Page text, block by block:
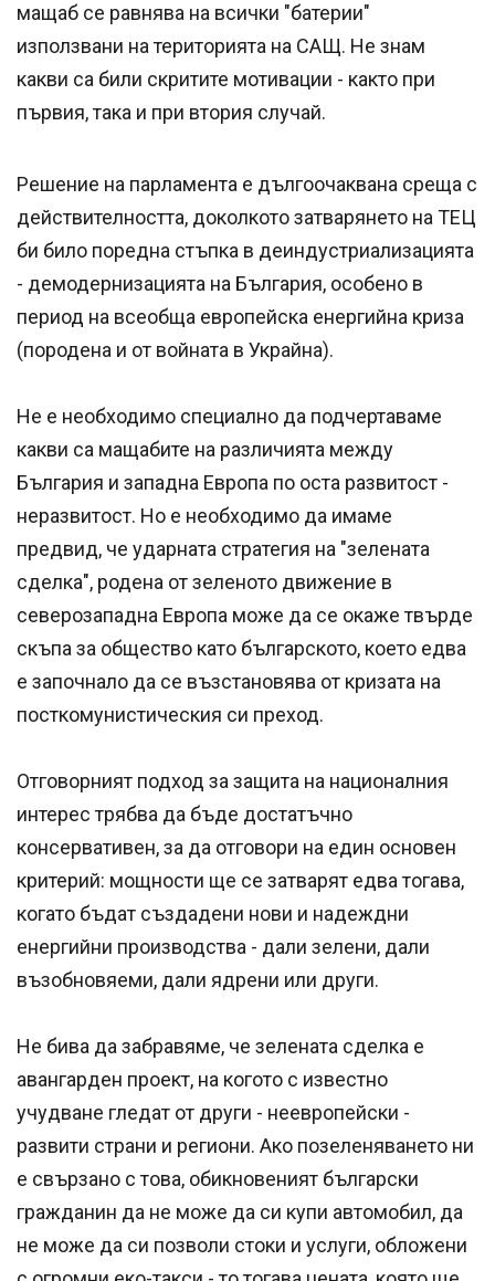
мащаб се равнява на всички "батерии"
използвани на територията на САЩ. Не знам
какви са били скритите мотивации - както при
първия, така и при втория случай.
Решение на парламента е дългоочаквана среща с
действителността, доколкото затварянето на ТЕЦ
би било поредна стъпка в деиндустриализацията
- демодернизацията на България, особено в
период на всеобща европейска енергийна криза
(породена и от войната в Украйна).
Не е необходимо специално да подчертаваме
какви са мащабите на различията между
България и западна Европа по оста развитост -
неразвитост. Но е необходимо да имаме
предвид, че ударната стратегия на "зелената
сделка", родена от зеленото движение в
северозападна Европа може да се окаже твърде
скъпа за общество като българското, което едва
е започнало да се възстановява от кризата на
посткомунистическия си преход.
Отговорният подход за защита на националния
интерес трябва да бъде достатъчно
консервативен, за да отговори на един основен
критерий: мощности ще се затварят едва тогава,
когато бъдат създадени нови и надеждни
енергийни производства - дали зелени, дали
възобновяеми, дали ядрени или други.
Не бива да забравяме, че зелената сделка е
авангарден проект, на когото с известно
учудване гледат от други - неевропейски -
развити страни и региони. Ако позеленяването ни
е свързано с това, обикновеният български
гражданин да не може да си купи автомобил, да
не може да си позволи стоки и услуги, обложени